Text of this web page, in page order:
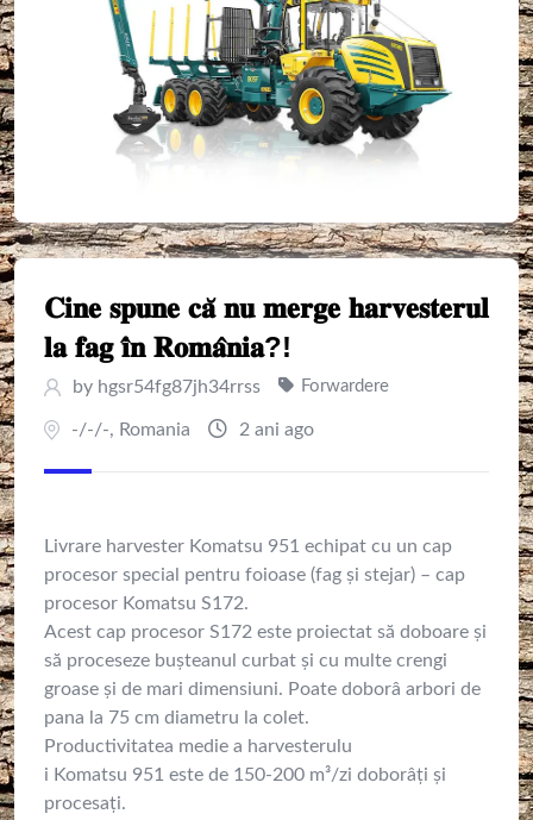
𝐂𝐢𝐧𝐞 𝐬𝐩𝐮𝐧𝐞 𝐜𝐚̆ 𝐧𝐮 𝐦𝐞𝐫𝐠𝐞 𝐡𝐚𝐫𝐯𝐞𝐬𝐭𝐞𝐫𝐮𝐥
𝐥𝐚 𝐟𝐚𝐠 𝐢̂𝐧 𝐑𝐨𝐦𝐚̂𝐧𝐢𝐚?!
by hgsr54fg87jh34rrss Forwardere
-/-/-, Romania 2 ani ago
Livrare harvester Komatsu 951 echipat cu un cap
procesor special pentru foioase (fag și stejar) – cap
procesor Komatsu S172.
Acest cap procesor S172 este proiectat să doboare și
să proceseze bușteanul curbat și cu multe crengi
groase și de mari dimensiuni. Poate doborâ arbori de
pana la 75 cm diametru la colet.
Productivitatea medie a harvesterulu
i Komatsu 951 este de 150-200 m³/zi doborâți și
procesați.